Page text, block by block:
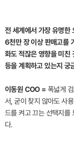
전 세계에서 가장 유명한
6천만 장 이상 판매고를
화도 적잖은 영향을 미친
등을 계획하고 있는지 궁
이동원 COO =폭넓게
서, 굳이 찾지 않아도 사
드를 켜고 끄는 선택지를
다.